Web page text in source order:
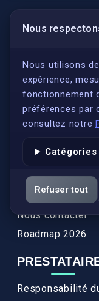
Nous
Nous utilisons
expérience,
fonctionnement
préférences par
consultez notre
Refuser tout
LIENS
S'inscrire
Qui sommes-
Conformité
Annuaires des
Actualités
Services
FAQ
Nous contacter
Roadmap 2026
Responsabilité